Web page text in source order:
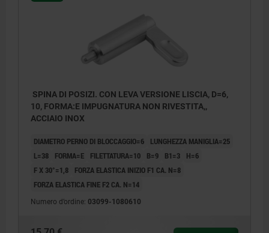
SPINA DI POSIZI. CON LEVA VERSIONE LISCIA, D=6,
10, FORMA:E IMPUGNATURA NON RIVESTITA,,
ACCIAIO INOX
DIAMETRO PERNO DI BLOCCAGGIO=6
LUNGHEZZA MANIGLIA=25
L=38
FORMA=E FILETTATURA=10 B=9 B1=3
H=6
F X 30°=1,8
FORZA ELASTICA INIZIO F1 CA. N=8
FORZA ELASTICA FINE F2 CA. N=14
Numero d’ordine: 03099-1080610